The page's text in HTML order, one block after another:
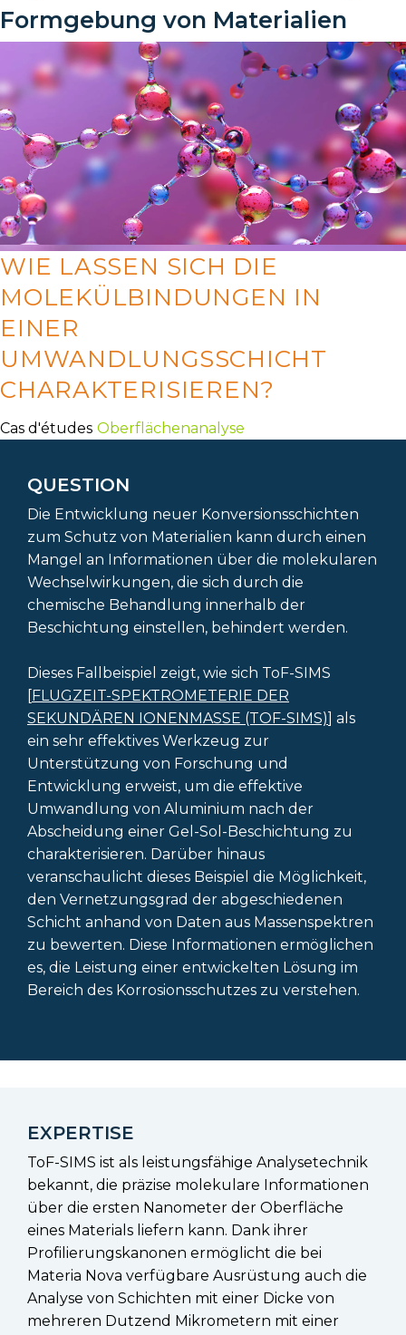
Formgebung von Materialien
WIE LASSEN SICH DIE
MOLEKÜLBINDUNGEN IN
EINER
UMWANDLUNGSSCHICHT
CHARAKTERISIEREN?
Cas d'études Oberflächenanalyse
QUESTION
Die Entwicklung neuer Konversionsschichten
zum Schutz von Materialien kann durch einen
Mangel an Informationen über die molekularen
Wechselwirkungen, die sich durch die
chemische Behandlung innerhalb der
Beschichtung einstellen, behindert werden.
Dieses Fallbeispiel zeigt, wie sich ToF-SIMS
FLUGZEIT-SPEKTROMETERIE DER
SEKUNDÄREN IONENMASSE (TOF-SIMS) ] als
ein sehr effektives Werkzeug zur
Unterstützung von Forschung und
Entwicklung erweist, um die effektive
Umwandlung von Aluminium nach der
Abscheidung einer Gel-Sol-Beschichtung zu
charakterisieren. Darüber hinaus
veranschaulicht dieses Beispiel die Möglichkeit,
den Vernetzungsgrad der abgeschiedenen
Schicht anhand von Daten aus Massenspektren
zu bewerten. Diese Informationen ermöglichen
es, die Leistung einer entwickelten Lösung im
Bereich des Korrosionsschutzes zu verstehen.
EXPERTISE
ToF-SIMS ist als leistungsfähige Analysetechnik
bekannt, die präzise molekulare Informationen
über die ersten Nanometer der Oberfläche
eines Materials liefern kann. Dank ihrer
Profilierungskanonen ermöglicht die bei
Materia Nova verfügbare Ausrüstung auch die
Analyse von Schichten mit einer Dicke von
mehreren Dutzend Mikrometern mit einer